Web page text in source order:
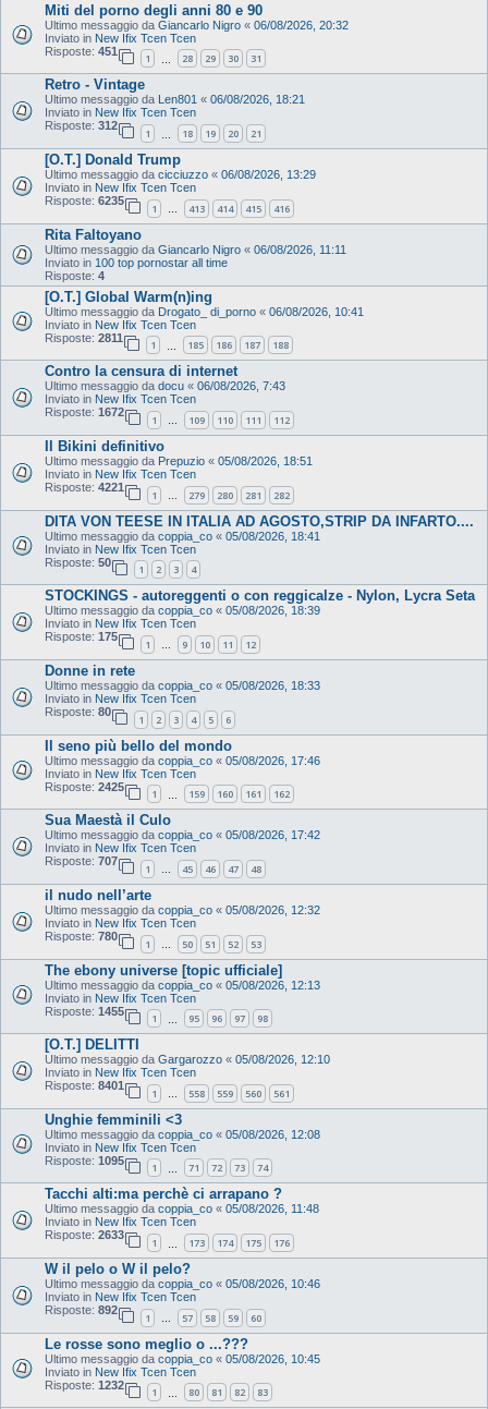
Miti del porno degli anni 80 e 90
Ultimo messaggio da Giancarlo Nigro « 06/08/2026, 20:32
Inviato in New Ifix Tcen Tcen
Risposte: 451
1 28 29 30 31
Retro - Vintage
Ultimo messaggio da Len801 « 06/08/2026, 18:21
Inviato in New Ifix Tcen Tcen
Risposte: 312
1 18 19 20 21
[O.T.] Donald Trump
Ultimo messaggio da cicciuzzo « 06/08/2026, 13:29
Inviato in New Ifix Tcen Tcen
Risposte: 6235
1 … 413 414 415 416
Rita Faltoyano
Ultimo messaggio da Giancarlo Nigro « 06/08/2026, 11:11
Inviato in 100 top pornostar all time
Risposte: 4
[O.T.] Global Warm(n)ing
Ultimo messaggio da Drogato_ di_porno « 06/08/2026, 10:41
Inviato in New Ifix Tcen Tcen
Risposte: 2811
1 185 186 187 188
Contro la censura di internet
Ultimo messaggio da docu « 06/08/2026, 7:43
Inviato in New Ifix Tcen Tcen
Risposte: 1672
1 … 109 110 111 112
Il Bikini definitivo
Ultimo messaggio da Prepuzio « 05/08/2026, 18:51
Inviato in New Ifix Tcen Tcen
Risposte: 4221
1 … 279 280 281 282
DITA VON TEESE IN ITALIA AD AGOSTO,STRIP DA INFARTO....
Ultimo messaggio da coppia_co « 05/08/2026, 18:41
Inviato in New Ifix Tcen Tcen
Risposte: 50
1 2 3 4
STOCKINGS - autoreggenti o con reggicalze - Nylon, Lycra Seta
Ultimo messaggio da coppia_co « 05/08/2026, 18:39
Inviato in New Ifix Tcen Tcen
Risposte: 175
1 … 9 10 11 12
Donne in rete
Ultimo messaggio da coppia_co « 05/08/2026, 18:33
Inviato in New Ifix Tcen Tcen
Risposte: 80
1 2 3 4 5 6
Il seno più bello del mondo
Ultimo messaggio da coppia_co « 05/08/2026, 17:46
Inviato in New Ifix Tcen Tcen
Risposte: 2425
1 159 160 161 162
Sua Maestà il Culo
Ultimo messaggio da coppia_co « 05/08/2026, 17:42
Inviato in New Ifix Tcen Tcen
Risposte: 707
1 … 45 46 47 48
il nudo nell’arte
Ultimo messaggio da coppia_co « 05/08/2026, 12:32
Inviato in New Ifix Tcen Tcen
Risposte: 780
1 50 51 52 53
The ebony universe [topic ufficiale]
Ultimo messaggio da coppia_co « 05/08/2026, 12:13
Inviato in New Ifix Tcen Tcen
Risposte: 1455
1 95 96 97 98
[O.T.] DELITTI
Ultimo messaggio da Gargarozzo « 05/08/2026, 12:10
Inviato in New Ifix Tcen Tcen
Risposte: 8401
1 … 558 559 560 561
Unghie femminili <3
Ultimo messaggio da coppia_co « 05/08/2026, 12:08
Inviato in New Ifix Tcen Tcen
Risposte: 1095
1 71 72 73 74
Tacchi alti:ma perchè ci arrapano ?
Ultimo messaggio da coppia_co « 05/08/2026, 11:48
Inviato in New Ifix Tcen Tcen
Risposte: 2633
1 173 174 175 176
W il pelo o W il pelo?
Ultimo messaggio da coppia_co « 05/08/2026, 10:46
Inviato in New Ifix Tcen Tcen
Risposte: 892
1 … 57 58 59 60
Le rosse sono meglio o ...???
Ultimo messaggio da coppia_co « 05/08/2026, 10:45
Inviato in New Ifix Tcen Tcen
Risposte: 1232
1 80 81 82 83